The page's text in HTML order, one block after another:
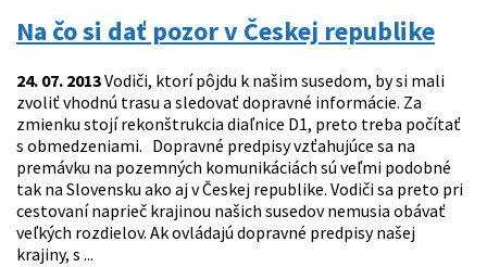
Na čo si dať pozor v Českej republike
24. 07. 2013Vodiči, ktorí pôjdu k našim susedom, by si mali
zvoliť vhodnú trasu a sledovať dopravné informácie. Za
zmienku stojí rekonštrukcia diaľnice D1, preto treba počítať
s obmedzeniami. Dopravné predpisy vzťahujúce sa na
premávku na pozemných komunikáciách sú veľmi podobné
tak na Slovensku ako aj v Českej republike. Vodiči sa preto pri
cestovaní naprieč krajinou našich susedov nemusia obávať
veľkých rozdielov. Ak ovládajú dopravné predpisy našej
krajiny, s ...